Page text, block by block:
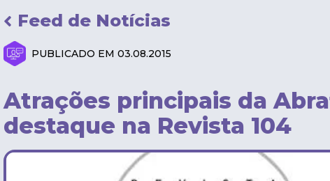
Feed de Notícias
PUBLICADO EM 03.08.2015
Atrações principais da
destaque na Revista 104